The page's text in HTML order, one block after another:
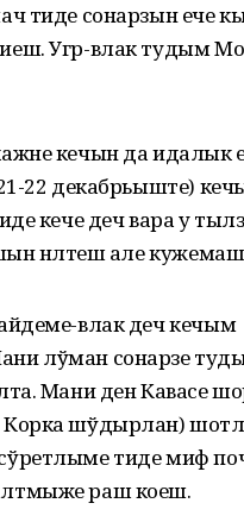
тиде сонарзын ече
Угр-влак тудым
кечын да идалык
22 декабрьыште)
кече деч вара у
нӧлтеш але
влак деч кечым
лўман сонарзе
Мани ден Кавасе
шўдырлан)
тиде миф
раш коеш.